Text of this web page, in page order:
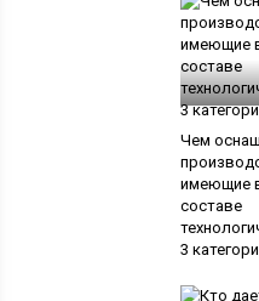
Чем
имеющие
составе
3